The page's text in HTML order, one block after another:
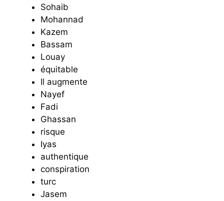
Sohaib
Mohannad
Kazem
Bassam
Louay
équitable
Il augmente
Nayef
Fadi
Ghassan
risque
Iyas
authentique
conspiration
turc
Jasem